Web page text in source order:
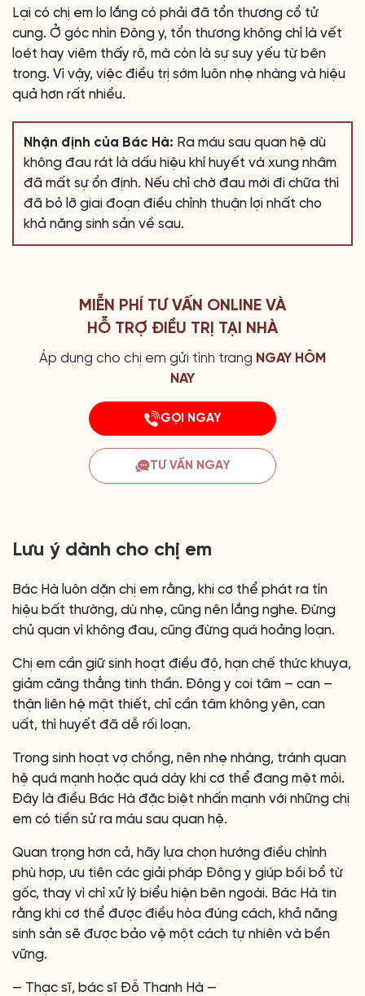
Lại có chị em lo lắng có phải đã tổn thương cổ tử
cung. Ở góc nhìn Đông y, tổn thương không chỉ là vết
loét hay viêm thấy rõ, mà còn là sự suy yếu từ bên
trong. Vì vậy, việc điều trị sớm luôn nhẹ nhàng và hiệu
quả hơn rất nhiều.
Nhận định của Bác Hà: Ra máu sau quan hệ dù
không đau rát là dấu hiệu khí huyết và xung nhâm
đã mất sự ổn định. Nếu chỉ chờ đau mới đi chữa thì
đã bỏ lỡ giai đoạn điều chỉnh thuận lợi nhất cho
khả năng sinh sản về sau.
MIỄN PHÍ TƯ VẤN ONLINE VÀ
HỖ TRỢ ĐIỀU TRỊ TẠI NHÀ
Áp dụng cho chị em gửi tình trang NGAY HÔM
NAY
GỌI NGAY
TƯ VẤN NGAY
Lưu ý dành cho chị em
Bác Hà luôn dặn chị em rằng, khi cơ thể phát ra tín
hiệu bất thường, dù nhẹ, cũng nên lắng nghe. Đừng
chủ quan vì không đau, cũng đừng quá hoảng loạn.
Chị em cần giữ sinh hoạt điều độ, hạn chế thức khuya,
giảm căng thẳng tinh thần. Đông y coi tâm – can –
thận liên hệ mật thiết, chỉ cần tâm không yên, can
uất, thì huyết đã dễ rối loạn.
Trong sinh hoạt vợ chồng, nên nhẹ nhàng, tránh quan
hệ quá mạnh hoặc quá dày khi cơ thể đang mệt mỏi.
Đây là điều Bác Hà đặc biệt nhấn mạnh với những chị
em có tiền sử ra máu sau quan hệ.
Quan trọng hơn cả, hãy lựa chọn hướng điều chỉnh
phù hợp, ưu tiên các giải pháp Đông y giúp bồi bổ từ
gốc, thay vì chỉ xử lý biểu hiện bên ngoài. Bác Hà tin
rằng khi cơ thể được điều hòa đúng cách, khả năng
sinh sản sẽ được bảo vệ một cách tự nhiên và bền
vững.
— Thạc sĩ, bác sĩ Đỗ Thanh Hà —